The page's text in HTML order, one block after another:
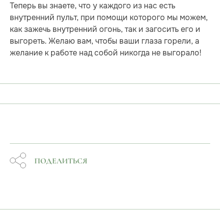
Теперь вы знаете, что у каждого из нас есть
внутренний пульт, при помощи которого мы можем,
как зажечь внутренний огонь, так и загосить его и
выгореть. Желаю вам, чтобы ваши глаза горели, а
желание к работе над собой никогда не выгорало!
ПОДЕЛИТЬСЯ